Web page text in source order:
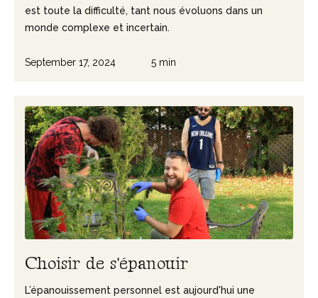
est toute la difficulté, tant nous évoluons dans un
monde complexe et incertain.
September 17, 2024 5 min
Choisir de s'épanouir
L’épanouissement personnel est aujourd'hui une